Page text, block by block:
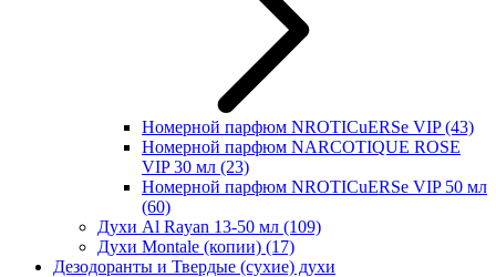
Номерной парфюм NROTICuERSe VIP(43)
Номерной парфюм NARCOTIQUE ROSE
VIP 30 мл (23)
Номерной парфюм NROTICuERSe VIP 50 мл
(60)
Духи Al Rayan 13-50 мл (109)
Духи Montale (копии) (17)
Дезодоранты и Твердые (сухие) духи